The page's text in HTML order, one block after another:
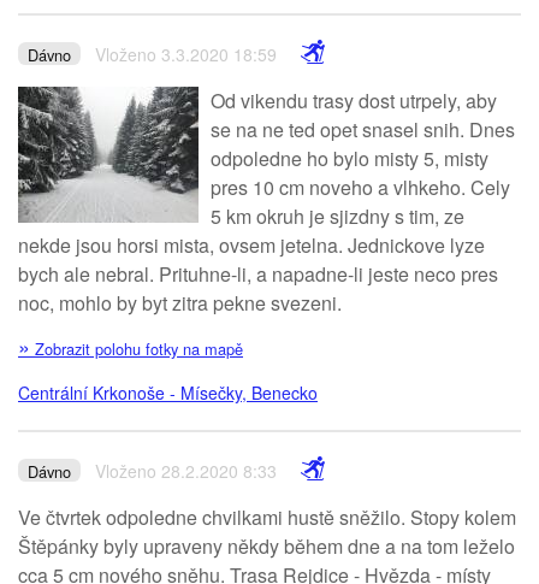
Dávno Vloženo 3.3.2020 18:59
Od vikendu trasy dost utrpely, aby
se na ne ted opet snasel snih. Dnes
odpoledne ho bylo misty 5, misty
pres 10 cm noveho a vlhkeho. Cely
5 km okruh je sjizdny s tim, ze
nekde jsou horsi mista, ovsem jetelna. Jednickove lyze
bych ale nebral. Prituhne-li, a napadne-li jeste neco pres
noc, mohlo by byt zitra pekne svezeni.
» Zobrazit polohu fotky na mapě
Centrální Krkonoše - Mísečky, Benecko
Dávno Vloženo 28.2.2020 8:33
Ve čtvrtek odpoledne chvilkami hustě sněžilo. Stopy kolem
Štěpánky byly upraveny někdy během dne a na tom leželo
cca 5 cm nového sněhu. Trasa Rejdice - Hvězda - místy